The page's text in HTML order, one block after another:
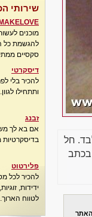
חל
בכתב
האתר
שירותי
מוכנים
להגשמת כל
סקסיים
דיסקרטי
להכיר בלי
ותתחילו לגוון...
זבנג
אם בא לך
בדיסקרטיות
פלירטוט
להכיר לכל
ידידות,
לטווח הארוך.